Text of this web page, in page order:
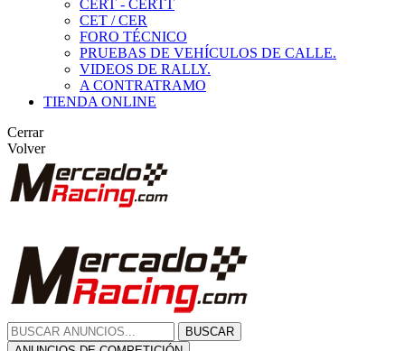
CERT - CERTT
CET / CER
FORO TÉCNICO
PRUEBAS DE VEHÍCULOS DE CALLE.
VIDEOS DE RALLY.
A CONTRATRAMO
TIENDA ONLINE
Cerrar
Volver
BUSCAR
ANUNCIOS DE COMPETICIÓN